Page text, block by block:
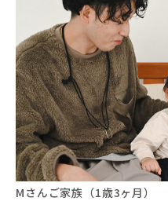
Mさんご家族（1歳3ヶ月）